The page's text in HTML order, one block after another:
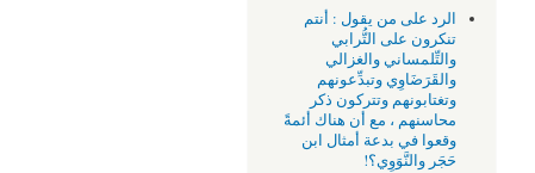
الرد على من يقول : أنتم
تنكرون على التُّرابي
والتِّلمساني والغزالي
والقَرَضَاوِي وتبدِّعونهم
وتغتابونهم وتتركون ذكر
محاسنهم ، مع أن هناك أئمةً
وقعوا في بدعة أمثال ابن
حَجَر والنَّوَوِي؟!